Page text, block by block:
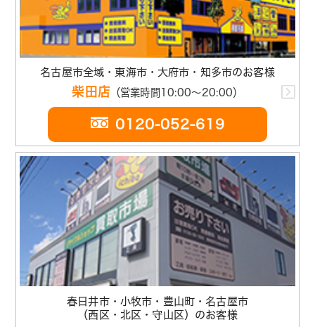
名古屋市全域・東海市・大府市・知多市のお客様
柴田店 （営業時間10:00～20:00）
0120-052-619
春日井市・小牧市・豊山町・名古屋市
（西区・北区・守山区）のお客様